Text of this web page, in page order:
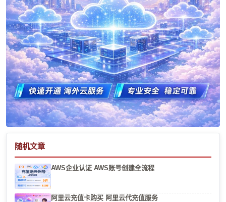
随机文章
AWS企业认证 AWS账号创建全流程
阿里云充值卡购买 阿里云代充值服务